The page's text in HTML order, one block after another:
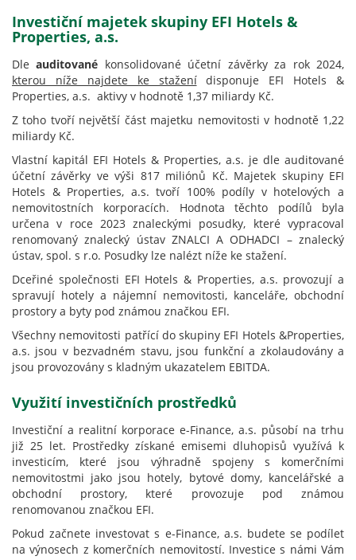
Investiční majetek skupiny EFI Hotels &
Properties, a.s.
Dleauditované konsolidované účetní závěrky za rok 2024,
kterou níže najdete ke staženídisponuje EFI Hotels &
Properties, a.s. aktivy v hodnotě 1,37 miliardy Kč.
Z toho tvoří největší část majetku nemovitosti v hodnotě 1,22
miliardy Kč.
Vlastní kapitál EFI Hotels & Properties, a.s. je dle auditované
účetní závěrky ve výši 817 miliónů Kč. Majetek skupiny EFI
Hotels & Properties, a.s. tvoří 100% podíly v hotelových a
nemovitostních korporacích. Hodnota těchto podílů byla
určena v roce 2023 znaleckými posudky, které vypracoval
renomovaný znalecký ústav ZNALCI A ODHADCI – znalecký
ústav, spol. s r.o. Posudky lze nalézt níže ke stažení.
Dceřiné společnosti EFI Hotels & Properties, a.s. provozují a
spravují hotely a nájemní nemovitosti, kanceláře, obchodní
prostory a byty pod známou značkou EFI.
Všechny nemovitosti patřící do skupiny EFI Hotels &Properties,
a.s. jsou v bezvadném stavu, jsou funkční a zkolaudovány a
jsou provozovány s kladným ukazatelem EBITDA.
Využití investičních prostředků
Investiční a realitní korporace e-Finance, a.s. působí na trhu
již 25 let. Prostředky získané emisemi dluhopisů využívá k
investicím, které jsou výhradně spojeny s komerčními
nemovitostmi jako jsou hotely, bytové domy, kancelářské a
obchodní prostory, které provozuje pod známou
renomovanou značkou EFI.
Pokud začnete investovat s e-Finance, a.s. budete se podílet
na výnosech z komerčních nemovitostí. Investice s námi Vám